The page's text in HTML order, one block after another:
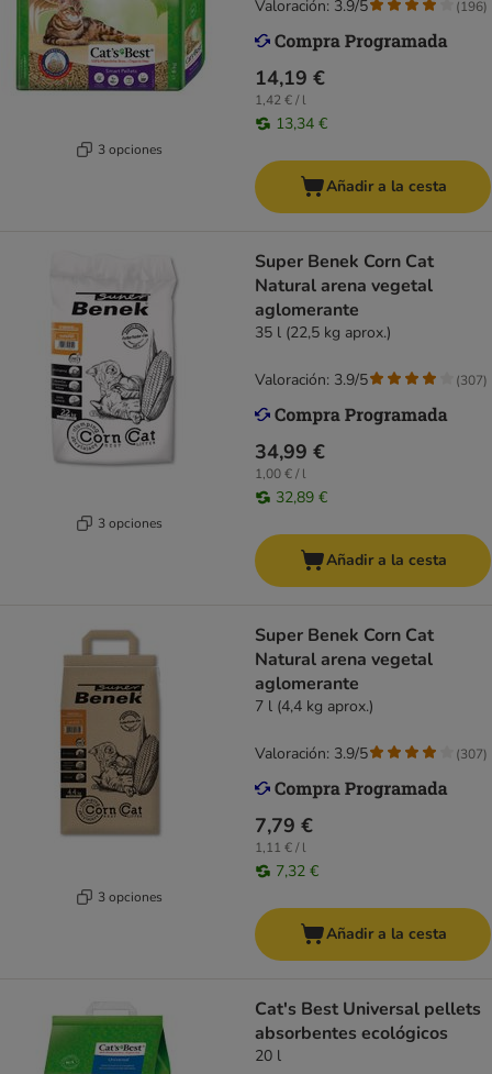
3 opciones
14,19 €
1,42 € / l
13,34 €
Valoración: 3.9/5 (196)
Añadir a la cesta
3 opciones
Super Benek Corn Cat
Natural arena vegetal
aglomerante
35 l (22,5 kg aprox.)
34,99 €
1,00 € / l
32,89 €
Valoración: 3.9/5 (307)
Añadir a la cesta
3 opciones
Super Benek Corn Cat
Natural arena vegetal
aglomerante
7 l (4,4 kg aprox.)
7,79 €
1,11 € / l
7,32 €
Valoración: 3.9/5 (307)
Añadir a la cesta
Cat's Best Universal pellets
absorbentes ecológicos
20 l